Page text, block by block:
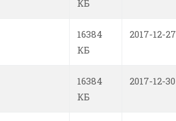
КБ
16384
КБ
2017-12-27
16384
КБ
2017-12-30